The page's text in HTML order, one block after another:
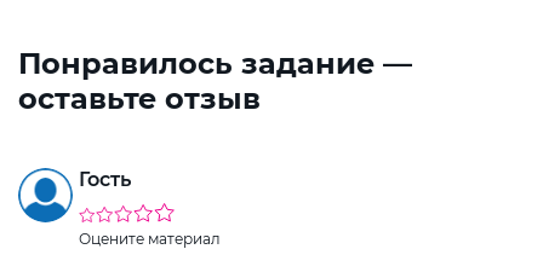
Понравилось задание —
оставьте отзыв
Гость
Оцените материал